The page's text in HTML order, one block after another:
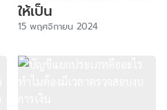
ให้เป็น
15 พฤศจิกายน 2024